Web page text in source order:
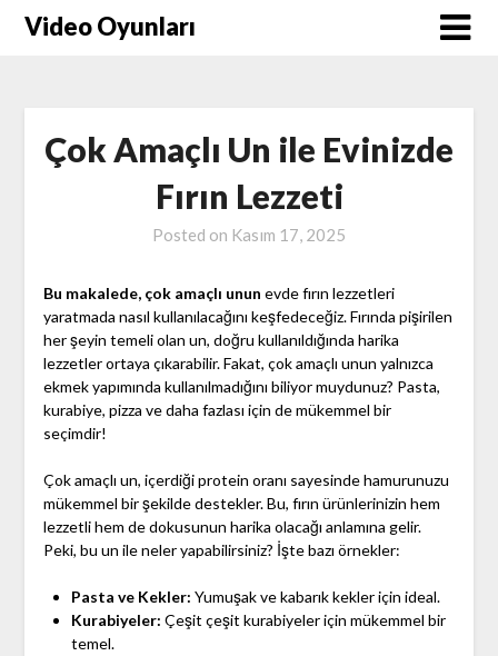
SkipVideo Oyunları
Çok Amaçlı Un ile Evinizde
Fırın Lezzeti
Posted on Kasım 17, 2025
Bu makalede, çok amaçlı unun evde fırın lezzetleri
yaratmada nasıl kullanılacağını keşfedeceğiz. Fırında pişirilen
her şeyin temeli olan un, doğru kullanıldığında harika
lezzetler ortaya çıkarabilir. Fakat, çok amaçlı unun yalnızca
ekmek yapımında kullanılmadığını biliyor muydunuz? Pasta,
kurabiye, pizza ve daha fazlası için de mükemmel bir
seçimdir!
Çok amaçlı un, içerdiği protein oranı sayesinde hamurunuzu
mükemmel bir şekilde destekler. Bu, fırın ürünlerinizin hem
lezzetli hem de dokusunun harika olacağı anlamına gelir.
Peki, bu un ile neler yapabilirsiniz? İşte bazı örnekler:
Pasta ve Kekler: Yumuşak ve kabarık kekler için ideal.
Kurabiyeler: Çeşit çeşit kurabiyeler için mükemmel bir
temel.